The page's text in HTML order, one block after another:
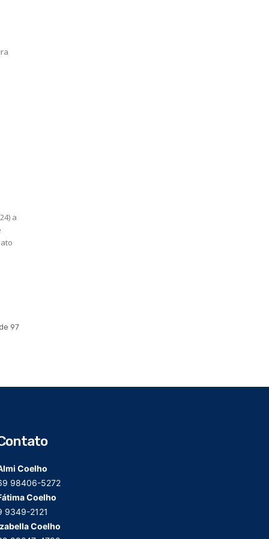
a
97
Coelho
98406-5272
Coelho
9349-2121
Coelho